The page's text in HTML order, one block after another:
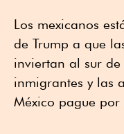
Los mexicanos
de Trump a que
inviertan al sur
inmigrantes y las
México pague